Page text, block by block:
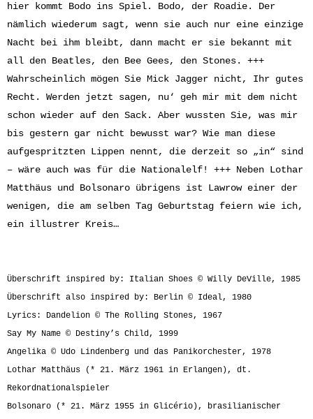
hier kommt Bodo ins Spiel. Bodo, der Roadie. Der
nämlich wiederum sagt, wenn sie auch nur eine einzige
Nacht bei ihm bleibt, dann macht er sie bekannt mit
all den Beatles, den Bee Gees, den Stones. +++
Wahrscheinlich mögen Sie Mick Jagger nicht, Ihr gutes
Recht. Werden jetzt sagen, nu‘ geh mir mit dem nicht
schon wieder auf den Sack. Aber wussten Sie, was mir
bis gestern gar nicht bewusst war? Wie man diese
aufgespritzten Lippen nennt, die derzeit so „in“ sind
– wäre auch was für die Nationalelf! +++ Neben Lothar
Matthäus und Bolsonaro übrigens ist Lawrow einer der
wenigen, die am selben Tag Geburtstag feiern wie ich,
ein illustrer Kreis…
Überschrift inspired by: Italian Shoes © Willy DeVille, 1985
Überschrift also inspired by: Berlin © Ideal, 1980
Lyrics: Dandelion © The Rolling Stones, 1967
Say My Name © Destiny’s Child, 1999
Angelika © Udo Lindenberg und das Panikorchester, 1978
Lothar Matthäus (* 21. März 1961 in Erlangen), dt.
Rekordnationalspieler
Bolsonaro (* 21. März 1955 in Glicério ), brasilianischer